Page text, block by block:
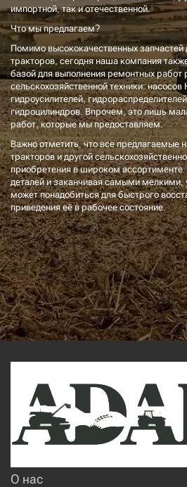
импортной, так и отечественной.
Что мы предлагаем?
Помимо высококачественных запчастей
тракторов, сегодня наша компания
базой для выполнения ремонтных работ
сельскохозяйственной техники:
гидроусилителей,
гидроцилиндров. Впрочем, это лишь
работ, которые мы предоставляем.
Важно отметить, что все предлагаемые
тракторов и другой
приобретения в широком
деталей и заканчивая самыми мелкими,
может понадобиться для быстрого
приведения её в рабочее состояние.
О нас